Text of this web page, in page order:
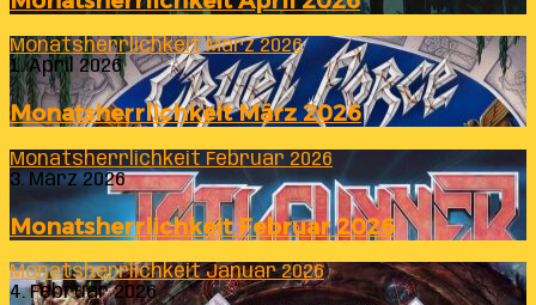
Monatsherrlichkeit März 2026
1. April 2026
Monatsherrlichkeit März 2026
Monatsherrlichkeit Februar 2026
3. März 2026
Monatsherrlichkeit Februar 2026
Monatsherrlichkeit Januar 2026
4. Februar 2026